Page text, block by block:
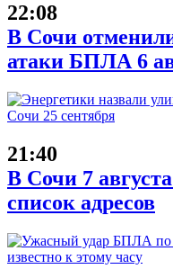
22:08
В Сочи
атаки БПЛА 6
21:40
В Сочи 7
список адресов